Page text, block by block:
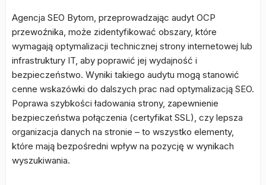
Agencja SEO Bytom, przeprowadzając audyt OCP
przewoźnika, może zidentyfikować obszary, które
wymagają optymalizacji technicznej strony internetowej lub
infrastruktury IT, aby poprawić jej wydajność i
bezpieczeństwo. Wyniki takiego audytu mogą stanowić
cenne wskazówki do dalszych prac nad optymalizacją SEO.
Poprawa szybkości ładowania strony, zapewnienie
bezpieczeństwa połączenia (certyfikat SSL), czy lepsza
organizacja danych na stronie – to wszystko elementy,
które mają bezpośredni wpływ na pozycję w wynikach
wyszukiwania.